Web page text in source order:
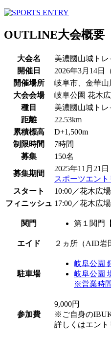
OUTLINE大会概要
大会名
美濃國山城トレ
開催日
2026年3月14日
開催場所
岐阜市、金華
大会会場
岐阜公園 花木
種目
美濃國山城ト
距離
22.53km
累積標高
D+1,500m
制限時間
7時間
募集
150名
募集期間
2025年11月21
スポーツエント
スタート
10:00／花木広
フィニッシュ 17:00／花木広場
関門 第１関門
エイド ２ヵ所（AID岩
駐車場
岐阜公園
岐阜公園
※営業時間
参加費
9,000円
※ご自身の
詳しくはエント